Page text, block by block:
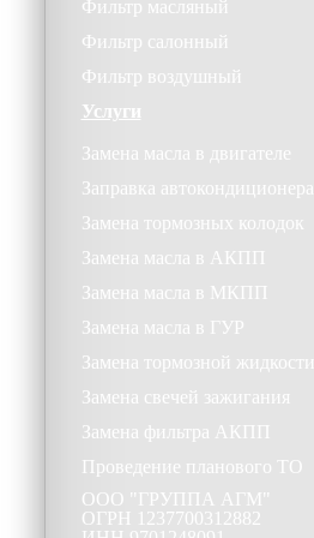
Фильтр масляный
Фильтр салонный
Фильтр воздушный
Услуги
Замена масла в двигателе
Заправка автокондиционера
Замена тормозных колодок
Замена масла в АКПП
Замена масла в МКПП
Замена масла в ГУР
Замена тормозной жидкости
Замена свечей зажигания
Замена фильтра АКПП
Проведение планового ТО
ООО "ГРУППА АГМ"
ОГРН 1237700312882